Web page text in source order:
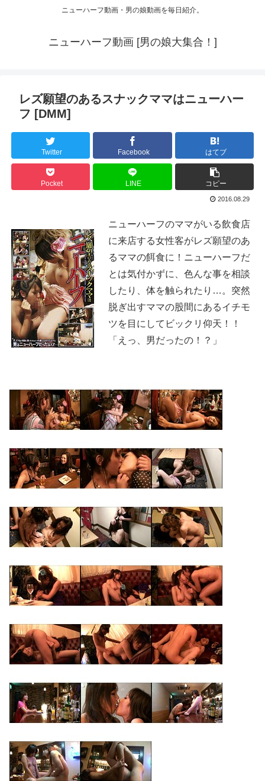
ニューハーフ動画・男の娘動画を毎日紹介。
ニューハーフ動画 [男の娘大集合！]
レズ願望のあるスナックママはニューハー
フ [DMM]
Twitter Facebook はてブ
Pocket LINE コピー
2016.08.29
ニューハーフのママがいる飲食店
に来店する女性客がレズ願望のあ
るママの餌食に！ニューハーフだ
とは気付かずに、色んな事を相談
したり、体を触られたり…。突然
脱ぎ出すママの股間にあるイチモ
ツを目にしてビックリ仰天！！
「えっ、男だったの！？」